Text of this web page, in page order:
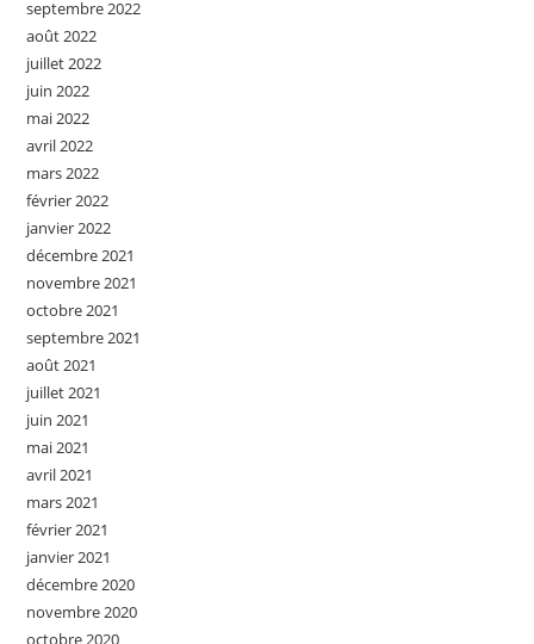
septembre 2022
août 2022
juillet 2022
juin 2022
mai 2022
avril 2022
mars 2022
février 2022
janvier 2022
décembre 2021
novembre 2021
octobre 2021
septembre 2021
août 2021
juillet 2021
juin 2021
mai 2021
avril 2021
mars 2021
février 2021
janvier 2021
décembre 2020
novembre 2020
octobre 2020